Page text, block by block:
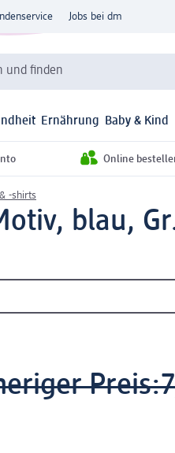
Jobs bei dm
und finden
Ernährung Baby & Kind
Online
-shirts
blau,
Preis: